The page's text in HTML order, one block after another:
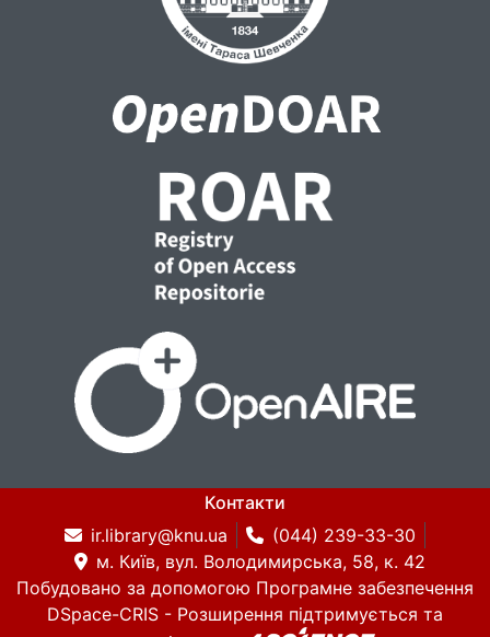
Контакти
ir.library@knu.ua
(044) 239-33-30
м. Київ, вул. Володимирська, 58, к. 42
Побудовано за допомогою Програмне забезпечення
DSpace-CRIS - Розширення підтримується та